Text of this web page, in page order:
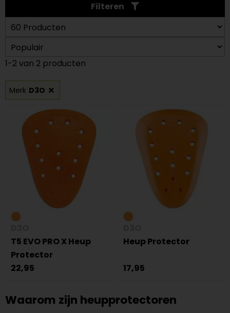
Filteren
1-2 van 2 producten
Merk D3O
T5 EVO PRO X Heup
Protector
22,95
Heup Protector
17,95
Waarom zijn heupprotectoren